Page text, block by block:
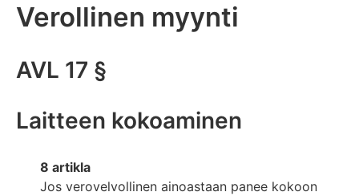
Verollinen myynti
AVL 17 §
Laitteen kokoaminen
8 artikla
Jos verovelvollinen ainoastaan panee kokoon